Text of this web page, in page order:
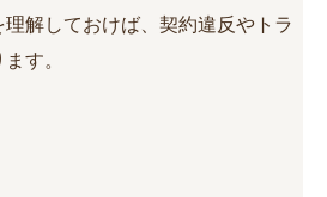
解しておけば、契約違反やトラ
す。